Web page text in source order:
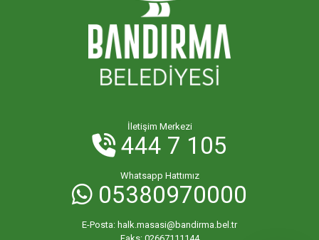
İletişim Merkezi
444 7 105
Whatsapp Hattımız
05380970000
E-Posta: halk.masasi@bandirma.bel.tr